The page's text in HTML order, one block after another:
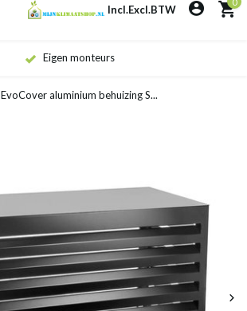
Incl.Excl.BTW
Eigen monteurs
EvoCover aluminium behuizing S...